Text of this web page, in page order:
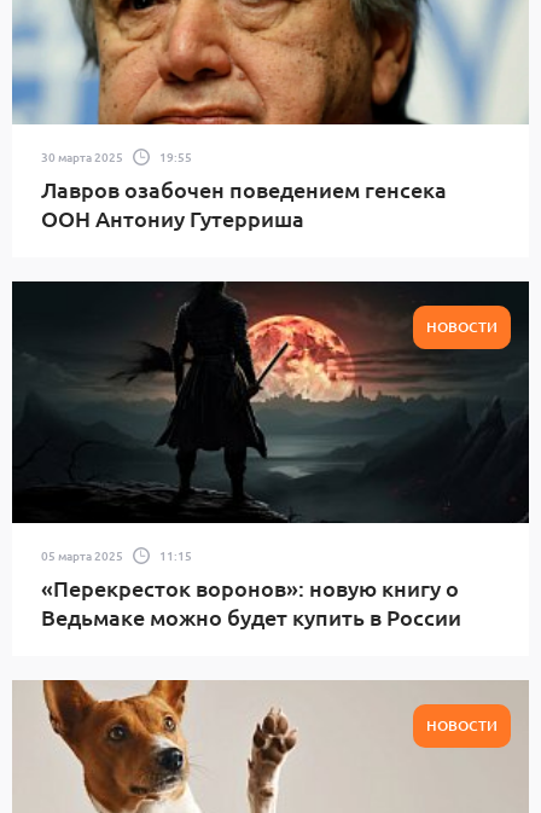
30 марта 2025 19:55
Лавров озабочен поведением генсека
ООН Антониу Гутерриша
НОВОСТИ
05 марта 2025 11:15
«Перекресток воронов»: новую книгу о
Ведьмаке можно будет купить в России
НОВОСТИ